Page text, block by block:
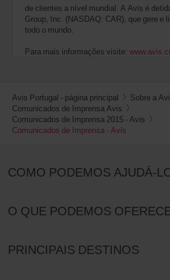
de clientes a nível mundial. A Avis é
Group, Inc. (NASDAQ: CAR), que gere e
todo o mundo.
Para mais informações visite:
Avis Portugal - página principal
Sobre a
Comunicados de Imprensa Avis
Comunicados de Imprensa 2015 - Avis
Comunicados de Imprensa - Avis
COMO PODEMOS AJUDÁ-
O QUE PODEMOS
PRINCIPAIS DESTINOS